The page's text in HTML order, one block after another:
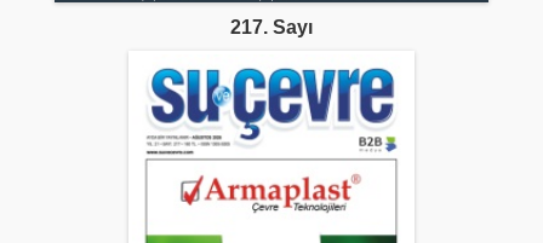
217. Sayı